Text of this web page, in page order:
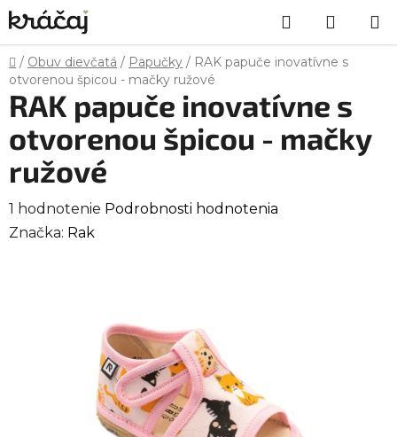
Prejsť
na
obsah
Hľadať
KOŠÍK
Domov
/ Obuv dievčatá / Papučky / RAK papuče inovatívne s
otvorenou špicou - mačky ružové
RAK papuče inovatívne s
otvorenou špicou - mačky
ružové
Priemerné
hodnotenie
1 hodnotenie Podrobnosti hodnotenia
Značka: Rak